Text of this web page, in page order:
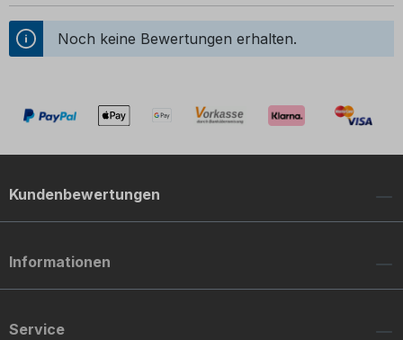
Noch keine Bewertungen erhalten.
Kundenbewertungen
Informationen
Service